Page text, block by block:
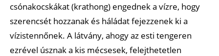
csónakocskákat (krathong) engednek a vízre, hogy
szerencsét hozzanak és háládat fejezzenek ki a
vízistennőnek. A látvány, ahogy az esti tengeren
ezrével úsznak a kis mécsesek, felejthetetlen